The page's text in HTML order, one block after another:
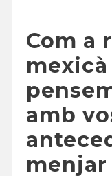
Com a
amb